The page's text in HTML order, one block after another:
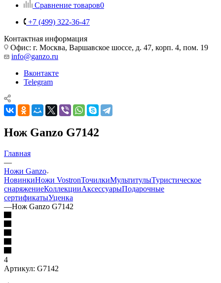
Сравнение товаров0
+7 (499) 322-36-47
Контактная информация
Офис: г. Москва, Варшавское шоссе, д. 47, корп. 4, пом. 19
info@ganzo.ru
Вконтакте
Telegram
Нож Ganzo G7142
Главная
—
Ножи Ganzo
НовинкиНожи VostronТочилкиМультитулыТуристическое
снаряжениеКоллекцииАксессуарыПодарочные
сертификатыУценка
—Нож Ganzo G7142
4
Артикул: G7142